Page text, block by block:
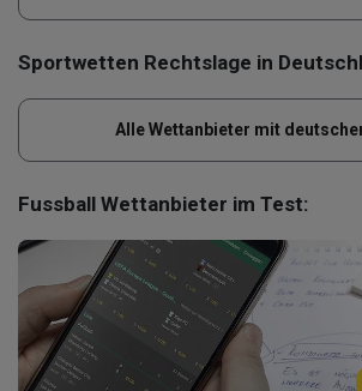
Sportwetten Rechtslage in
Alle Wettanbieter mit
Fussball Wettanbieter im Test: